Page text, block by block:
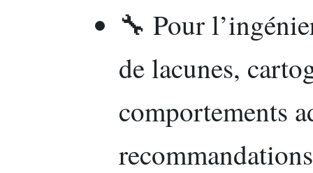
🔧 Pour
de lacunes,
comportements